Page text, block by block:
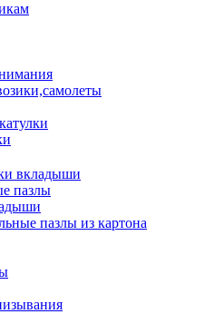
вкладыши
пазлы
пазлы из картона